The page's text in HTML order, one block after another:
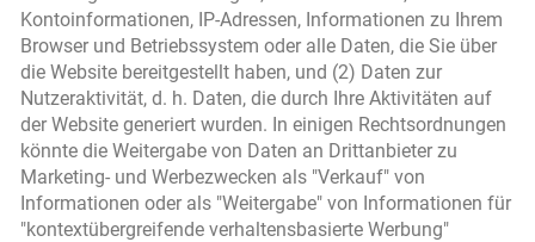
Kontoinformationen, IP-Adressen, Informationen zu Ihrem
Browser und Betriebssystem oder alle Daten, die Sie über
die Website bereitgestellt haben, und (2) Daten zur
Nutzeraktivität, d. h. Daten, die durch Ihre Aktivitäten auf
der Website generiert wurden. In einigen Rechtsordnungen
könnte die Weitergabe von Daten an Drittanbieter zu
Marketing- und Werbezwecken als "Verkauf" von
Informationen oder als "Weitergabe" von Informationen für
"kontextübergreifende verhaltensbasierte Werbung"